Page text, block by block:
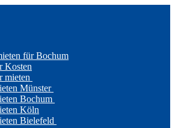
für Bochum
Kosten
mieten
Münster
Bochum
Köln
Bielefeld